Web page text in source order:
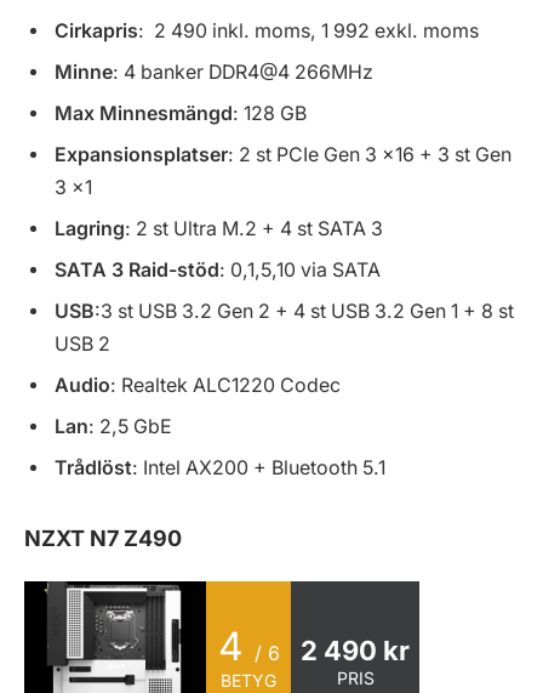
Cirkapris: 2 490 inkl. moms, 1 992 exkl. moms
Minne: 4 banker DDR4@4 266MHz
Max Minnesmängd: 128 GB
Expansionsplatser: 2 st PCIe Gen 3 x16 + 3 st Gen
3 x1
Lagring: 2 st Ultra M.2 + 4 st SATA 3
SATA 3 Raid-stöd: 0,1,5,10 via SATA
USB:3 st USB 3.2 Gen 2 + 4 st USB 3.2 Gen 1 + 8 st
USB 2
Audio: Realtek ALC1220 Codec
Lan: 2,5 GbE
Trådlöst: Intel AX200 + Bluetooth 5.1
NZXT N7 Z490
4 / 6
BETYG
2 490 kr
PRIS